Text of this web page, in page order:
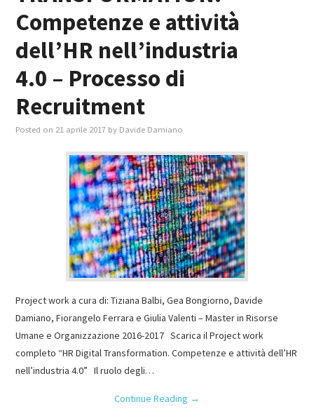
GIURISTI IN AZIENDA
TUTTI
Competenze e attività
dell’HR nell’industria
4.0 – Processo di
Recruitment
Posted on 21 aprile 2017 by Davide Damiano
Project work a cura di: Tiziana Balbi, Gea Bongiorno, Davide
Damiano, Fiorangelo Ferrara e Giulia Valenti – Master in Risorse
Umane e Organizzazione 2016-2017 Scarica il Project work
completo “HR Digital Transformation. Competenze e attività dell’HR
nell’industria 4.0” Il ruolo degli…
Continue Reading →